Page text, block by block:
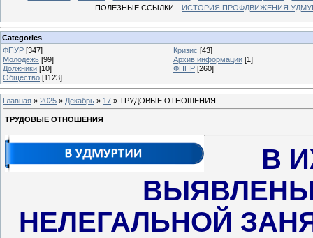
ПОЛЕЗНЫЕ ССЫЛКИ
ИСТОРИЯ ПРОФДВИЖЕНИЯ
Categories
ФПУР [347] Кризис [43]
Молодежь [99] Архив информации [1]
Должники [10] ФНПР [260]
Общество [1123]
Главная » 2025 » Декабрь » 17 » ТРУДОВЫЕ ОТНОШЕНИЯ
ТРУДОВЫЕ ОТНОШЕНИЯ
В
НЕЛЕГАЛЬНОЙ